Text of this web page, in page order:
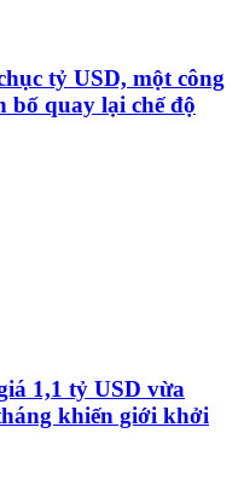
tỷ USD, một công
bố quay lại chế độ
1,1 tỷ USD vừa
khiến giới khởi